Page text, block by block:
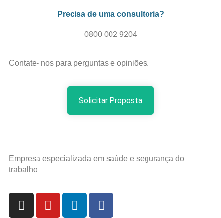
Precisa de uma consultoria?
0800 002 9204
Contate- nos para perguntas e opiniões.
Solicitar Proposta
Empresa especializada em saúde e segurança do
trabalho